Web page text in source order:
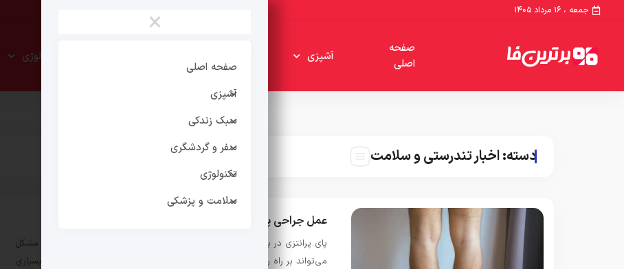
جمعه ، ۱۶ مرداد ۱۴۰۵
صفحه
اصلی
آشپزی تکنولوژی
×
صفحه اصلی
آشپزی
سبک زندکی
سفر و گردشگری
تکنولوژی
سلامت و پزشکی
دسته:اخبار تندرستی و سلامت
عمل جراحی پای پرانتزی در بزرگسالی: آیا ارزش انجام دارد؟
پای پرانتزی در بزرگسالی می‌تواند چیزی فراتر از یک مسئله ظاهری باشد؛ این مشکل
می‌تواند بر راه رفتن، تعادل و حتی سلامت مفاصل زانو و لگن تأثیر بگذارد. بسیاری